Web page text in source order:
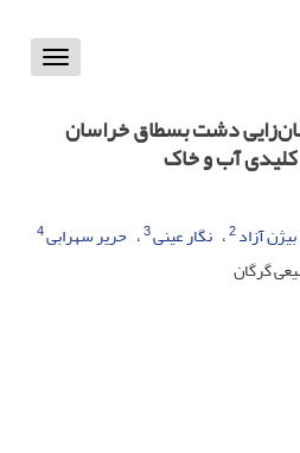
Toggle
دشت بسطاق خراسان
کلیدی آب و خاک
بیژن آزاد2 نگار عینی3 حریر سهرابی4
گرگان